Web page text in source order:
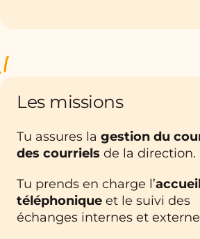
Les missions
Tu assures la gestion du
des courriels de la direction.
Tu prends en charge l’
téléphonique et le suivi des
échanges internes et